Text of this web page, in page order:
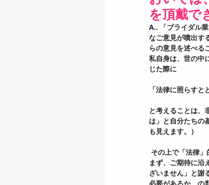
を頂戴で
A.. 「ブライダル
なご意見が噴出す
らの意見を述べる
私自身は、世の中
じた際に
「法律に照らすと
と考えることは、
は」と自分たちの
も見えます。）
その上で「法律」
まず、ご期待に沿
ざいません」と謝